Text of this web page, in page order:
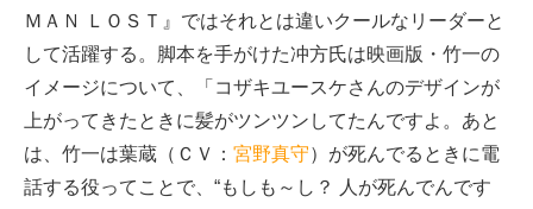
ＭＡＮ ＬＯＳＴ』ではそれとは違いクールなリーダーと
して活躍する。脚本を手がけた冲方氏は映画版・竹一の
イメージについて、「コザキユースケさんのデザインが
上がってきたときに髪がツンツンしてたんですよ。あと
は、竹一は葉蔵（ＣＶ： 宮野真守）が死んでるときに電
話する役ってことで、“もしも～し？ 人が死んでんです